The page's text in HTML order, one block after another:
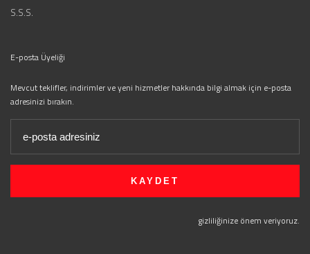
S.S.S.
E-posta Üyeliği
Mevcut teklifler, indirimler ve yeni hizmetler hakkında bilgi almak için e-posta
adresinizi bırakın.
gizliliğinize önem veriyoruz.